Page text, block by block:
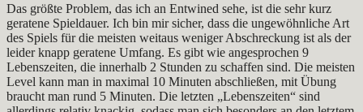
Das größte Problem, das ich an Entwined sehe, ist die sehr kurz
geratene Spieldauer. Ich bin mir sicher, dass die ungewöhnliche Art
des Spiels für die meisten weitaus weniger Abschreckung ist als der
leider knapp geratene Umfang. Es gibt wie angesprochen 9
Lebenszeiten, die innerhalb 2 Stunden zu schaffen sind. Die meisten
Level kann man in maximal 10 Minuten abschließen, mit Übung
braucht man rund 5 Minuten. Die letzten „Lebenszeiten“ sind